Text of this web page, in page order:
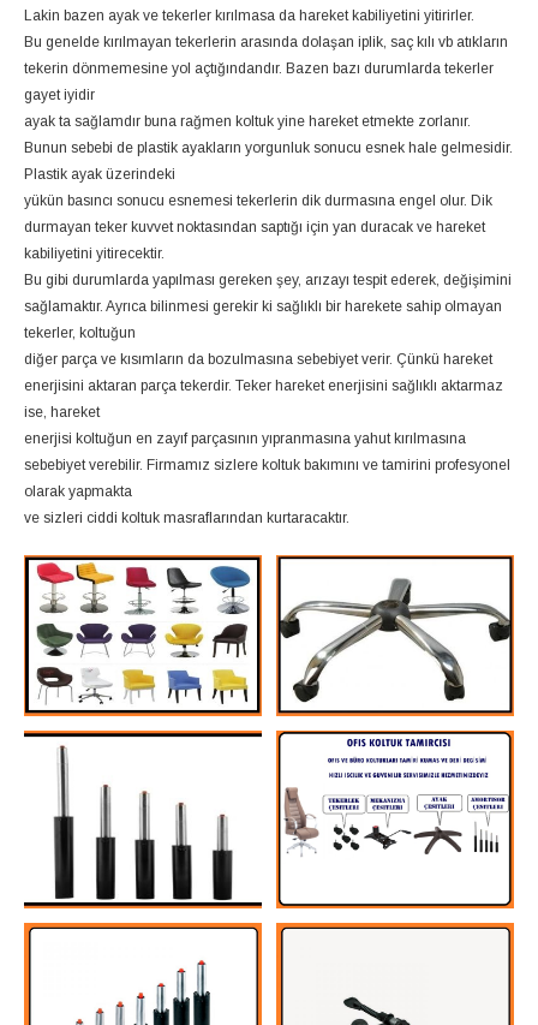
Lakin bazen ayak ve tekerler kırılmasa da hareket kabiliyetini yitirirler.
Bu genelde kırılmayan tekerlerin arasında dolaşan iplik, saç kılı vb atıkların
tekerin dönmemesine yol açtığındandır. Bazen bazı durumlarda tekerler
gayet iyidir
ayak ta sağlamdır buna rağmen koltuk yine hareket etmekte zorlanır.
Bunun sebebi de plastik ayakların yorgunluk sonucu esnek hale gelmesidir.
Plastik ayak üzerindeki
yükün basıncı sonucu esnemesi tekerlerin dik durmasına engel olur. Dik
durmayan teker kuvvet noktasından saptığı için yan duracak ve hareket
kabiliyetini yitirecektir.
Bu gibi durumlarda yapılması gereken şey, arızayı tespit ederek, değişimini
sağlamaktır. Ayrıca bilinmesi gerekir ki sağlıklı bir harekete sahip olmayan
tekerler, koltuğun
diğer parça ve kısımların da bozulmasına sebebiyet verir. Çünkü hareket
enerjisini aktaran parça tekerdir. Teker hareket enerjisini sağlıklı aktarmaz
ise, hareket
enerjisi koltuğun en zayıf parçasının yıpranmasına yahut kırılmasına
sebebiyet verebilir. Firmamız sizlere koltuk bakımını ve tamirini profesyonel
olarak yapmakta
ve sizleri ciddi koltuk masraflarından kurtaracaktır.